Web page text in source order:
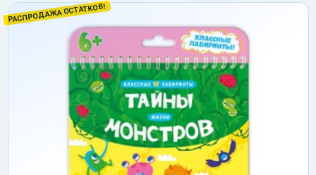
РАСПРОДАЖА ОСТАТКОВ!